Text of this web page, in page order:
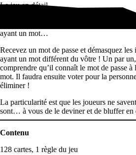
Le jeu en détail
Recevez un mot de passe et démasquez
ayant un mot…
Recevez un mot de passe et démasquez
ayant un mot différent du vôtre ! Un par
comprendre qu’il connaît le mot de passe à
mot. Il faudra ensuite voter pour la
éliminer !
La particularité est que les joueurs ne
sont… à vous de le deviner et de bluffer en
Contenu
128 cartes, 1 règle du jeu